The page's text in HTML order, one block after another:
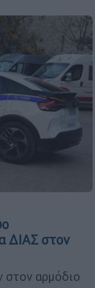
ΔΙΑΣ στον
στον αρμόδιο